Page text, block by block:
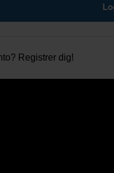
Registrer dig!